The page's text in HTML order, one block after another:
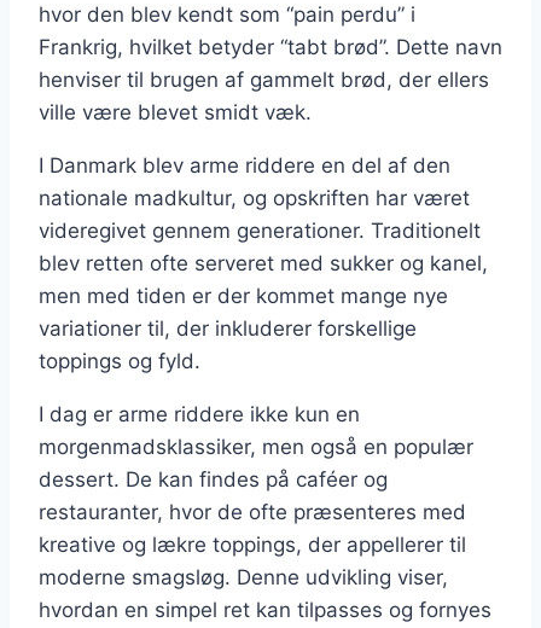
hvor den blev kendt som “pain perdu” i
Frankrig, hvilket betyder “tabt brød”. Dette navn
henviser til brugen af gammelt brød, der ellers
ville være blevet smidt væk.
I Danmark blev arme riddere en del af den
nationale madkultur, og opskriften har været
videregivet gennem generationer. Traditionelt
blev retten ofte serveret med sukker og kanel,
men med tiden er der kommet mange nye
variationer til, der inkluderer forskellige
toppings og fyld.
I dag er arme riddere ikke kun en
morgenmadsklassiker, men også en populær
dessert. De kan findes på caféer og
restauranter, hvor de ofte præsenteres med
kreative og lækre toppings, der appellerer til
moderne smagsløg. Denne udvikling viser,
hvordan en simpel ret kan tilpasses og fornyes